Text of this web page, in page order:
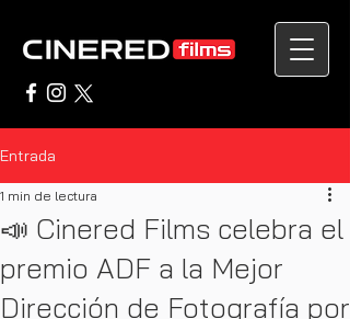
Entrada
📣 Cinered Films celebra el
premio ADF a la Mejor
Dirección de Fotografía por
1 min de lectura